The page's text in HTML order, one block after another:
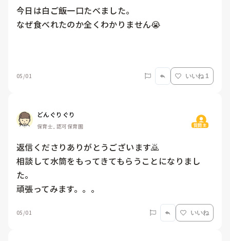
今日は白ご飯一口たべました。
なぜ食べれたのか全くわかりません😭
05/01 いいね 1
どんぐりぐり
保育士, 認可保育園 質問主
返信くださりありがとうございます🙇
相談して水筒をもってきてもらうことになりまし
た。
頑張ってみます。。。
05/01 いいね